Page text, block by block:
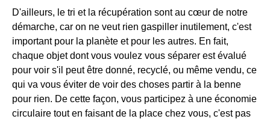
D'ailleurs, le tri et la récupération sont au cœur de notre
démarche, car on ne veut rien gaspiller inutilement, c'est
important pour la planète et pour les autres. En fait,
chaque objet dont vous voulez vous séparer est évalué
pour voir s'il peut être donné, recyclé, ou même vendu, ce
qui va vous éviter de voir des choses partir à la benne
pour rien. De cette façon, vous participez à une économie
circulaire tout en faisant de la place chez vous, c'est pas